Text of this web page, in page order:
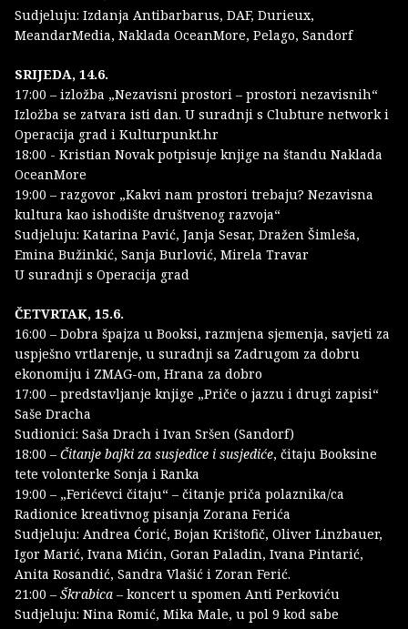
Sudjeluju: Izdanja Antibarbarus, DAF, Durieux,
MeandarMedia, Naklada OceanMore, Pelago, Sandorf
SRIJEDA, 14.6.
17:00 – izložba „Nezavisni prostori – prostori nezavisnih“
Izložba se zatvara isti dan. U suradnji s Clubture network i
Operacija grad i Kulturpunkt.hr
18:00 - Kristian Novak potpisuje knjige na štandu Naklada
OceanMore
19:00 – razgovor „Kakvi nam prostori trebaju? Nezavisna
kultura kao ishodište društvenog razvoja“
Sudjeluju: Katarina Pavić, Janja Sesar, Dražen Šimleša,
Emina Bužinkić, Sanja Burlović, Mirela Travar
U suradnji s Operacija grad
ČETVRTAK, 15.6.
16:00 – Dobra špajza u Booksi, razmjena sjemenja, savjeti za
uspješno vrtlarenje, u suradnji sa Zadrugom za dobru
ekonomiju i ZMAG-om, Hrana za dobro
17:00 – predstavljanje knjige „Priče o jazzu i drugi zapisi“
Saše Dracha
Sudionici: Saša Drach i Ivan Sršen (Sandorf)
18:00 – Čitanje bajki za susjedice i susjediće, čitaju Booksine
tete volonterke Sonja i Ranka
19:00 – „Ferićevci čitaju“ – čitanje priča polaznika/ca
Radionice kreativnog pisanja Zorana Ferića
Sudjeluju: Andrea Ćorić, Bojan Krištofič, Oliver Linzbauer,
Igor Marić, Ivana Mićin, Goran Paladin, Ivana Pintarić,
Anita Rosandić, Sandra Vlašić i Zoran Ferić.
21:00 – Škrabica – koncert u spomen Anti Perkoviću
Sudjeluju: Nina Romić, Mika Male, u pol 9 kod sabe